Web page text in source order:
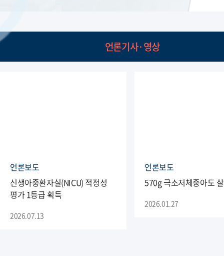
언론기사·영상
언론보도
신생아중환자실(NICU) 적정성
평가 1등급 획득
2026.07.13
언론보도
570g 극소저체중아도
2026.01.27